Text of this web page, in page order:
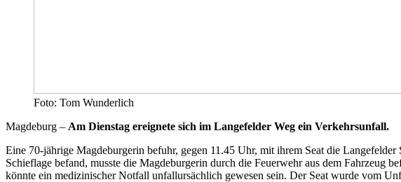
Foto: Tom Wunderlich
Magdeburg – Am Dienstag ereignete sich im Langefelder Weg ein Verkehrsunfall.
Eine 70-jährige Magdeburgerin befuhr, gegen 11.45 Uhr, mit ihrem Seat die
Schieflage befand, musste die Magdeburgerin durch die Feuerwehr aus dem Fahrzeug
könnte ein medizinischer Notfall unfallursächlich gewesen sein. Der Seat wurde vom